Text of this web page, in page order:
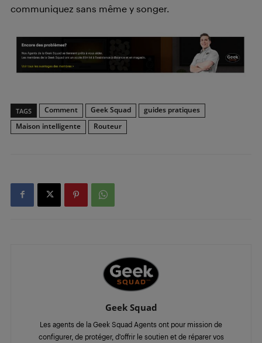
communiquez sans même y songer.
TAGS Comment Geek Squad
guides pratiques
Maison intelligente
Routeur
Geek Squad
Les agents de la Geek Squad Agents ont pour mission de
configurer, de protéger, d'offrir le soutien et de réparer vos